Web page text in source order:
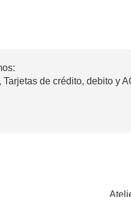
Tarjetas de crédito, debito y